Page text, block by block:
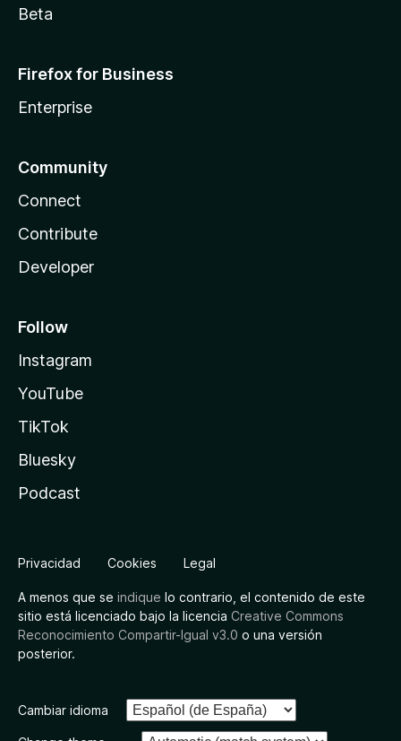
Beta
Firefox for Business
Enterprise
Community
Connect
Contribute
Developer
Follow
Instagram
YouTube
TikTok
Bluesky
Podcast
Privacidad Cookies Legal
A menos que se indique lo contrario, el contenido de este
sitio está licenciado bajo la licencia Creative Commons
Reconocimiento Compartir-Igual v3.0 o una versión
posterior.
Cambiar idioma